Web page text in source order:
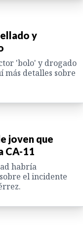
y
'bolo' y drogado
más detalles sobre
joven que
CA-11
habría
el incidente